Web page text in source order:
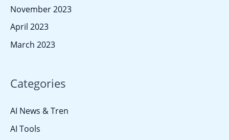
November 2023
April 2023
March 2023
Categories
AI News & Tren
AI Tools